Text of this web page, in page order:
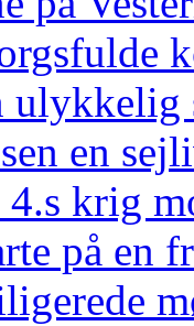
ulykkelig
en
krig
på en